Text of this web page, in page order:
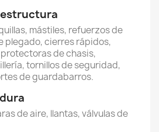
mástiles, refuerzos de
plegado, cierres rápidos,
de chasis,
tornillos de seguridad,
de guardabarros.
de aire, llantas, válvulas de